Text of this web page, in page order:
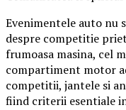
Evenimentele auto nu
despre competitie
frumoasa masina, cel
compartiment motor
competitii, jantele si
fiind criterii esentiale